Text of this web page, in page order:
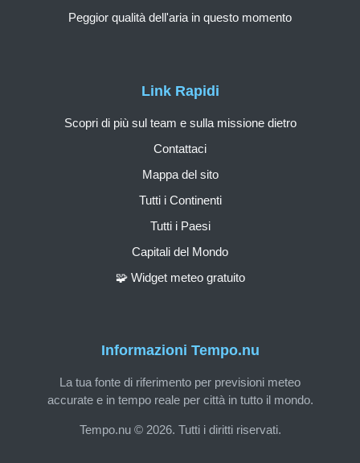
Informazioni Tempo.nu
La tua fonte di riferimento per previsioni meteo
accurate e in tempo reale per città in tutto il mondo.
Tempo.nu © 2026. Tutti i diritti riservati.
Link Rapidi
Scopri di più sul team e sulla missione dietro
Contattaci
Mappa del sito
Tutti i Continenti
Tutti i Paesi
Capitali del Mondo
🧩 Widget meteo gratuito
Peggior qualità dell'aria in questo momento